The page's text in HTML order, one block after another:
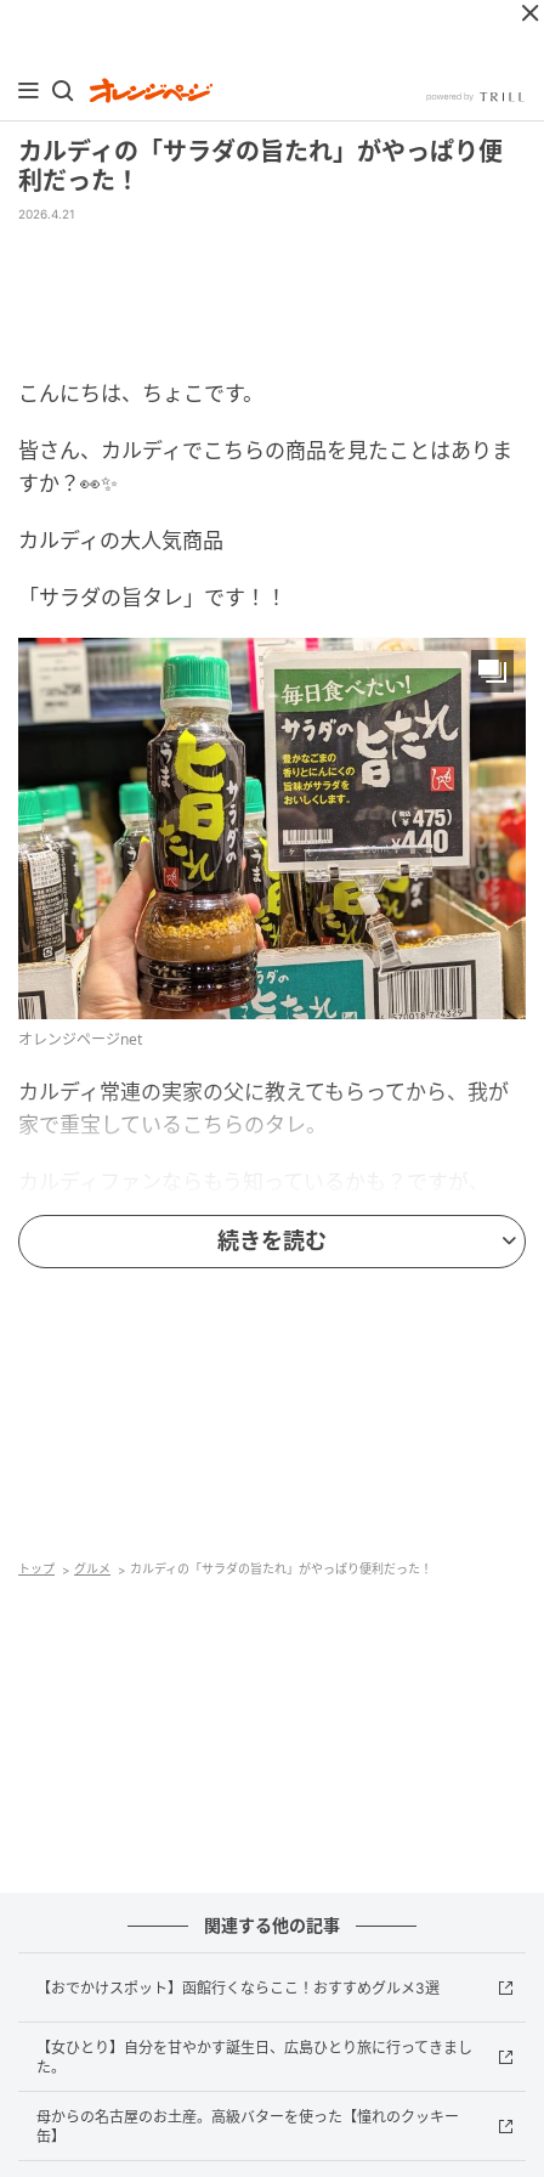
カルディの「サラダの旨たれ」がやっぱり便
利だった！
2026.4.21
こんにちは、ちょこです。
皆さん、カルディでこちらの商品を見たことはありま
すか？👀✨
カルディの大人気商品
「サラダの旨タレ」です！！
オレンジページnet
カルディ常連の実家の父に教えてもらってから、我が
家で重宝しているこちらのタレ。
「やっぱり使い勝手がいい！おいしい！！」と思った
のでご紹介します～☺️👏
オレンジページnet
お酢が使われていないので
アレンジの幅が広く、サラダはもちろん、麺類やお豆
腐などにも相性バツグンなんです🍽️
にんにくの旨みとごま油の香りが食欲をそそりま
続きを読む
トップ グルメ カルディの「サラダの旨たれ」がやっぱり便利だった！
関連する他の記事
【おでかけスポット】函館行くならここ！おすすめグルメ3選
【女ひとり】自分を甘やかす誕生日、広島ひとり旅に行ってきまし
た。
母からの名古屋のお土産。高級バターを使った【憧れのクッキー
缶】